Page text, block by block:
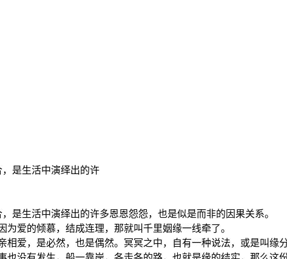
是生活中演绎出的许
是生活中演绎出的许多恩恩怨怨，也是似是而非的因果关系。
爱的倾慕，结成连理，那就叫千里姻缘一线牵了。
爱，是必然，也是偶然。冥冥之中，自有一种说法，或是叫缘分